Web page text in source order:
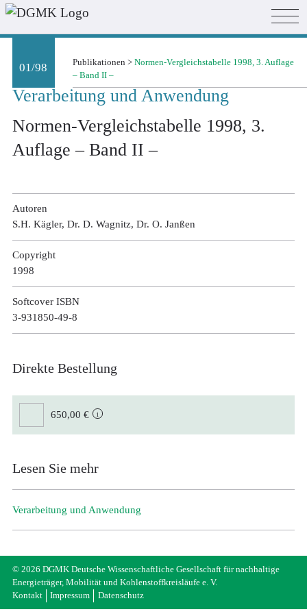
01/98 Publikationen >Normen-Vergleichstabelle 1998, 3. Auflage
– Band II –
Verarbeitung und Anwendung
Normen-Vergleichstabelle 1998, 3.
Auflage – Band II –
Autoren
S.H. Kägler, Dr. D. Wagnitz, Dr. O. Janßen
Copyright
1998
Softcover ISBN
3-931850-49-8
Direkte Bestellung
650,00 €
Lesen Sie mehr
Verarbeitung und Anwendung
© 2026 DGMK Deutsche Wissenschaftliche Gesellschaft für nachhaltige
Energieträger, Mobilität und Kohlenstoffkreisläufe e. V.
Kontakt
Impressum Datenschutz